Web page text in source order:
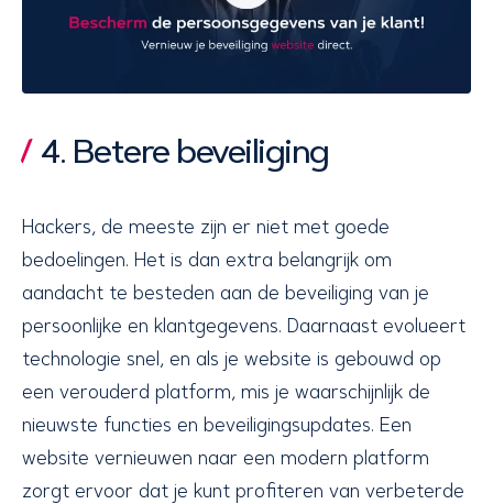
4. Betere beveiliging
Hackers, de meeste zijn er niet met goede
bedoelingen. Het is dan extra belangrijk om
aandacht te besteden aan de beveiliging van je
persoonlijke en klantgegevens. Daarnaast evolueert
technologie snel, en als je website is gebouwd op
een verouderd platform, mis je waarschijnlijk de
nieuwste functies en beveiligingsupdates. Een
website vernieuwen naar een modern platform
zorgt ervoor dat je kunt profiteren van verbeterde